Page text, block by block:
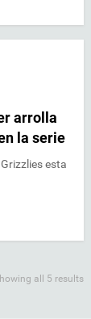
arrolla
la serie
esta
all 5 results